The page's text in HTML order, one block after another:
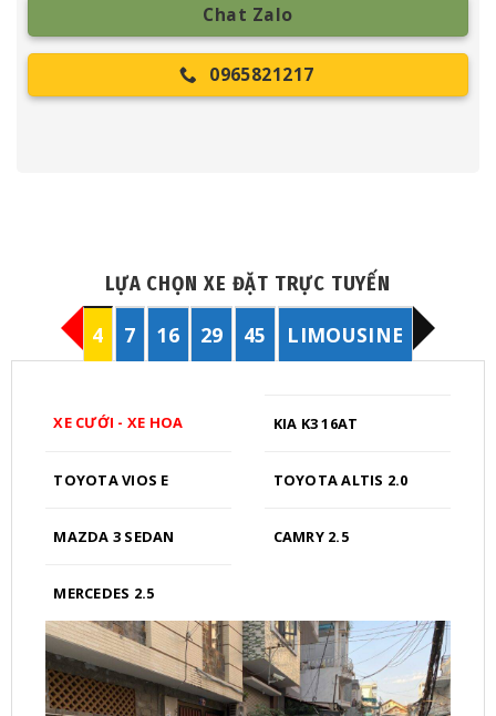
Chat Zalo
0965821217
LỰA CHỌN XE ĐẶT TRỰC TUYẾN
4 7 16 29 45 LIMOUSINE
XE CƯỚI - XE HOA KIA K3 16AT
TOYOTA VIOS E TOYOTA ALTIS 2.0
MAZDA 3 SEDAN CAMRY 2.5
MERCEDES 2.5